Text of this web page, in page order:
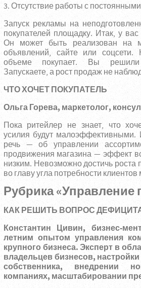
3. Отсутствие работы с
Запуск рекламы на
покупателей площадку. Итак, у вас
Он может быть реализован на
объявлений, сайте или соцсети.
объеме покупает. Вы решили
Запускаете, а рост продаж не
ЧТО ХОЧЕТ ПОКУПАТЕЛЬ
Ольга Горева, маркетолог,
Пока ритейлер не знает, что
усилия будут
речь — об управлении
продвижения магазина — эффект
низким. Невозможно достичь роста
во главу угла потребности клиентов
Рубрика «Управление
КАК РЕШИТЬ ВОПРОС
Константин Цивин, бизнес-
летним опытом управления
крупного бизнеса. Эксперт в
владельцев бизнесов,
собственника, внедрении
компаниях, масштабировании